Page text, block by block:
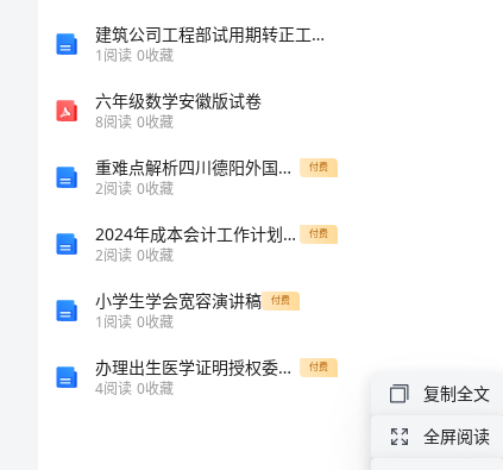
建筑公司工程部试用期转正工作的思考与反思
1阅读 0收藏
六年级数学安徽版试卷
8阅读 0收藏
重难点解析四川德阳外国语学校数学人教版七年级下册数据的收集、整理与描述达标测试练习题 付费
2阅读 0收藏
2024年成本会计工作计划范本（四篇） 付费
2阅读 0收藏
小学生学会宽容演讲稿 付费
1阅读 0收藏
办理出生医学证明授权委托书【精编】 付费
4阅读 0收藏
复制全文
全屏阅读